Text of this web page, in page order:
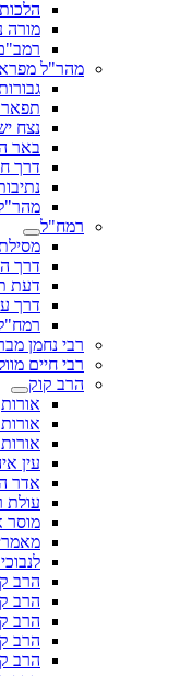
מורה
מהר"ל
נצח
באר
דרך
רמח"ל
דרך
דעת
דרך
רבי נחמן
רבי חיים
הרב קוק
אורות
עין
אדר
עולת
מוסר
הרב
הרב
הרב
הרב
הרב